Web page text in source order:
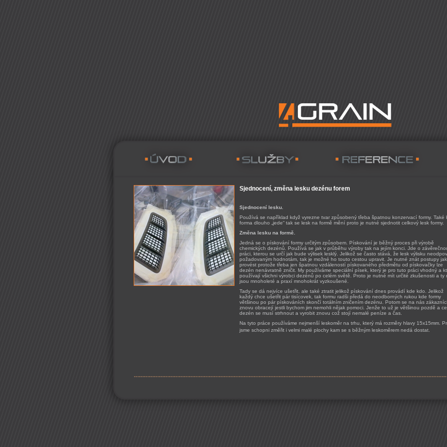
Sjednocení, změna lesku dezénu forem
Sjednocení lesku.
Používá se například když vyrezne tvar způsobený třeba špatnou konzervací formy. Také
forma dlouho „jede“ tak se lesk na formě mění proto je nutné sjednotit celkový lesk formy.
Změna lesku na formě.
Jedná se o pískování formy určitým způsobem. Pískování je běžný proces při výrobě
chemických dezénů. Používá se jak v průběhu výroby tak na jejím konci. Jde o
práci, kterou se určí jak bude výlisek lesklý. Jelikož se často stává, že lesk výlisku
požadovaným hodnotám, tak je možné ho touto cestou upravit. Je nutné znát postupy
provést protože třeba jen špatnou vzdáleností pískovaného předmětu od pískovačky lze
dezén nenávratně zničit. My používáme speciální písek, který je pro tuto práci vhodný a
používají všichni výrobci dezénů po celém světě. Proto je nutné mít určité zkušenosti a ty
jsou mnoholeté a praxí mnohokrát vyzkoušené.
Tady se dá nejvíce ušetřit, ale také ztratit jelikož pískování dnes provádí kde kdo. Jelikož
každý chce ušetřit pár tisícovek, tak formu radši předá do neodborných rukou kde formy
většinou po pár pískováních skončí totálním zničením dezénu. Potom se na nás zákazníci
znovu obracejí jestli bychom jim nemohli nějak pomoci. Jenže to už je většinou pozdě a
dezén se musí strhnout a vyrobit znovu což stojí nemalé peníze a čas.
Na tyto práce používáme nejmenší leskoměr na trhu, který má rozměry hlavy 15x15mm.
jsme schopni změřit i velmi malé plochy kam se s běžným leskoměrem nedá dostat.